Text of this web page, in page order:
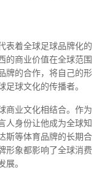
表着全球足球品牌化的
的商业价值在全球范围
牌的合作，将自己的形
球文化的传播者。
商业文化相结合。作为
人身份让他成为全球知
斯等体育品牌的长期合
形象都影响了全球消费
。